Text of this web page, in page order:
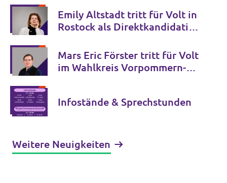
Emily Altstadt tritt für Volt in
Rostock als Direktkandidatin
Mars Eric Förster tritt für Volt
im Wahlkreis Vorpommern-
Infostände & Sprechstunden
Weitere Neuigkeiten